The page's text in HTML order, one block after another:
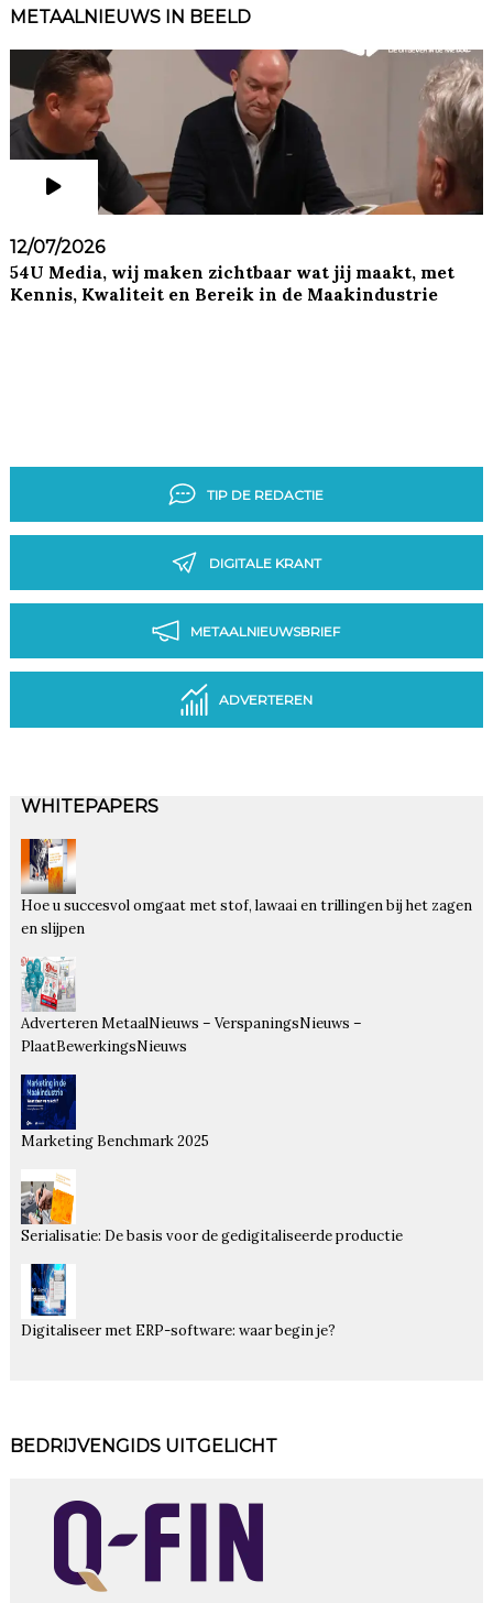
METAALNIEUWS IN BEELD
12/07/2026
54U Media, wij maken zichtbaar wat jij maakt, met
Kennis, Kwaliteit en Bereik in de Maakindustrie
TIP DE REDACTIE
DIGITALE KRANT
METAALNIEUWSBRIEF
ADVERTEREN
WHITEPAPERS
Hoe u succesvol omgaat met stof, lawaai en trillingen bij het zagen
en slijpen
Adverteren MetaalNieuws – VerspaningsNieuws –
PlaatBewerkingsNieuws
Marketing Benchmark 2025
Serialisatie: De basis voor de gedigitaliseerde productie
Digitaliseer met ERP-software: waar begin je?
BEDRIJVENGIDS UITGELICHT